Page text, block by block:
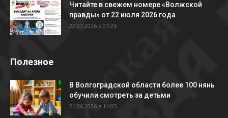
Читайте в свежем номере «Волжской
правды» от 22 июля 2026 года
22.07.2026 в 07:26
Полезное
В Волгоградской области более 100 нянь
обучили смотреть за детьми
21.06.2026 в 14:05